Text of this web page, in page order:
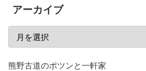
アーカイブ
熊野古道のポツンと一軒家